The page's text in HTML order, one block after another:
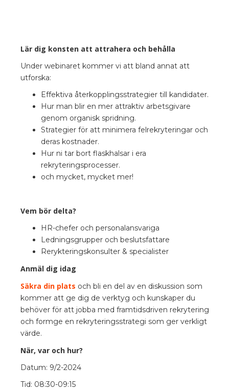
Lär dig konsten att attrahera och behålla
Under webinaret kommer vi att bland annat att
utforska:
Effektiva återkopplingsstrategier till kandidater.
Hur man blir en mer attraktiv arbetsgivare
genom organisk spridning.
Strategier för att minimera felrekryteringar och
deras kostnader.
Hur ni tar bort flaskhalsar i era
rekryteringsprocesser.
och mycket, mycket mer!
Vem bör delta?
HR-chefer och personalansvariga
Ledningsgrupper och beslutsfattare
Rerykteringskonsulter & specialister
Anmäl dig idag
Säkra din plats och bli en del av en diskussion som
kommer att ge dig de verktyg och kunskaper du
behöver för att jobba med framtidsdriven rekrytering
och formge en rekryteringsstrategi som ger verkligt
värde.
När, var och hur?
Datum: 9/2-2024
Tid: 08:30-09:15